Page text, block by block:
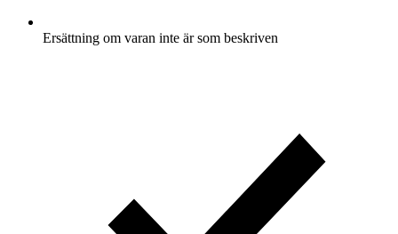
Ersättning om varan inte är som beskriven